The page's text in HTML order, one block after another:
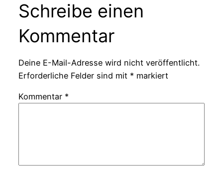
Schreibe einen
Kommentar
Deine E-Mail-Adresse wird nicht veröffentlicht.
Erforderliche Felder sind mit * markiert
Kommentar *